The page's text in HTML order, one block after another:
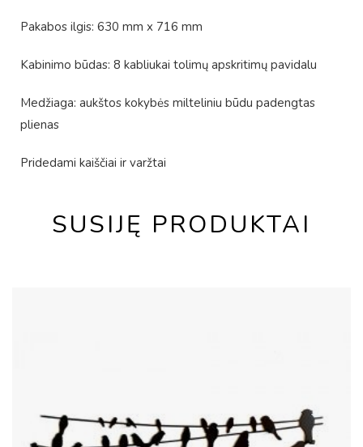
Pakabos ilgis: 630 mm x 716 mm
Kabinimo būdas: 8 kabliukai tolimų apskritimų pavidalu
Medžiaga: aukštos kokybės milteliniu būdu padengtas
plienas
Pridedami kaiščiai ir varžtai
SUSIJĘ PRODUKTAI